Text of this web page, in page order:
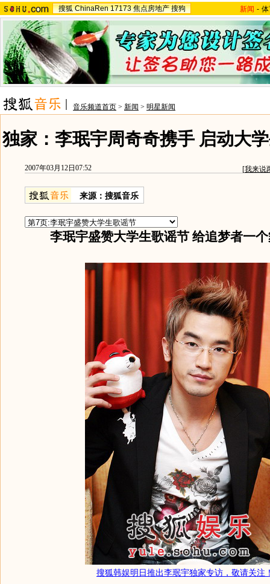
搜狐 ChinaRen 17173 焦点房地产 搜狗 新闻 -
音乐频道首页 > 新闻 > 明星新闻
独家：李珉宇周奇奇携手 启动大
2007年03月12日07:52 [我来说
来源：搜狐音乐
李珉宇盛赞大学生歌谣节 给追梦者一
搜狐韩娱明日推出李珉宇独家专访，敬请关注